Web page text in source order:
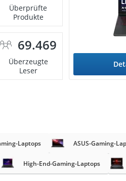
Überprüfte
Produkte
69.469
Überzeugte
Leser
Laptops ASUS-Gaming-
High-End-Gaming-Laptops